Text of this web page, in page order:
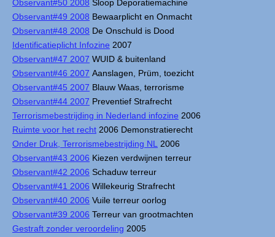
Observant#50 2008 Sloop Deporatiemachine
Observant#49 2008 Bewaarplicht en Onmacht
Observant#48 2008 De Onschuld is Dood
Identificatieplicht Infozine 2007
Observant#47 2007 WUID & buitenland
Observant#46 2007 Aanslagen, Prüm, toezicht
Observant#45 2007 Blauw Waas, terrorisme
Observant#44 2007 Preventief Strafrecht
Terrorismebestrijding in Nederland infozine 2006
Ruimte voor het recht 2006 Demonstratierecht
Onder Druk, Terrorismebestrijding NL
2006
Observant#43 2006 Kiezen verdwijnen terreur
Observant#42 2006 Schaduw terreur
Observant#41 2006 Willekeurig Strafrecht
Observant#40 2006 Vuile terreur oorlog
Observant#39 2006 Terreur van grootmachten
Gestraft zonder veroordeling 2005